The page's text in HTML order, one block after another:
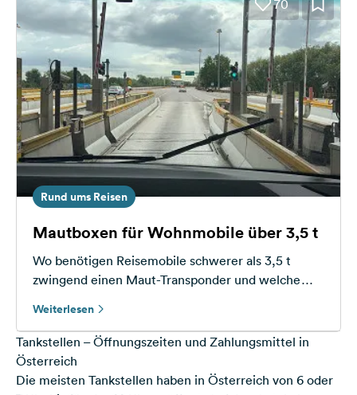
70
Rund ums Reisen
Mautboxen für Wohnmobile über 3,5 t
Wo benötigen Reisemobile schwerer als 3,5 t
zwingend einen Maut-Transponder und welche
Campingfahrzeuge?
Weiterlesen
Tankstellen – Öffnungszeiten und Zahlungsmittel in
Österreich
Die meisten Tankstellen haben in Österreich von 6 oder